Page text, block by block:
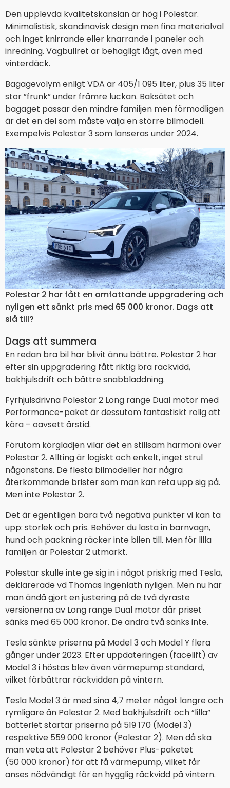
Den upplevda kvalitetskänslan är hög i Polestar.
Minimalistisk, skandinavisk design men fina materialval
och inget knirrande eller knarrande i paneler och
inredning. Vägbullret är behagligt lågt, även med
vinterdäck.
Bagagevolym enligt VDA är 405/1 095 liter, plus 35 liter
stor ”frunk” under främre luckan. Baksätet och
bagaget passar den mindre familjen men förmodligen
är det en del som måste välja en större bilmodell.
Exempelvis Polestar 3 som lanseras under 2024.
Polestar 2 har fått en omfattande uppgradering och
nyligen ett sänkt pris med 65 000 kronor. Dags att
slå till?
Dags att summera
En redan bra bil har blivit ännu bättre. Polestar 2 har
efter sin uppgradering fått riktig bra räckvidd,
bakhjulsdrift och bättre snabbladdning.
Fyrhjulsdrivna Polestar 2 Long range Dual motor med
Performance-paket är dessutom fantastiskt rolig att
köra – oavsett årstid.
Förutom körglädjen vilar det en stillsam harmoni över
Polestar 2. Allting är logiskt och enkelt, inget strul
någonstans. De flesta bilmodeller har några
återkommande brister som man kan reta upp sig på.
Men inte Polestar 2.
Det är egentligen bara två negativa punkter vi kan ta
upp: storlek och pris. Behöver du lasta in barnvagn,
hund och packning räcker inte bilen till. Men för lilla
familjen är Polestar 2 utmärkt.
Polestar skulle inte ge sig in i något priskrig med Tesla,
deklarerade vd Thomas Ingenlath nyligen. Men nu har
man ändå gjort en justering på de två dyraste
versionerna av Long range Dual motor där priset
sänks med 65 000 kronor. De andra två sänks inte.
Tesla sänkte priserna på Model 3 och Model Y flera
gånger under 2023. Efter uppdateringen (facelift) av
Model 3 i höstas blev även värmepump standard,
vilket förbättrar räckvidden på vintern.
Tesla Model 3 är med sina 4,7 meter något längre och
rymligare än Polestar 2. Med bakhjulsdrift och ”lilla”
batteriet startar priserna på 519 170 (Model 3)
respektive 559 000 kronor (Polestar 2). Men då ska
man veta att Polestar 2 behöver Plus-paketet
(50 000 kronor) för att få värmepump, vilket får
anses nödvändigt för en hygglig räckvidd på vintern.